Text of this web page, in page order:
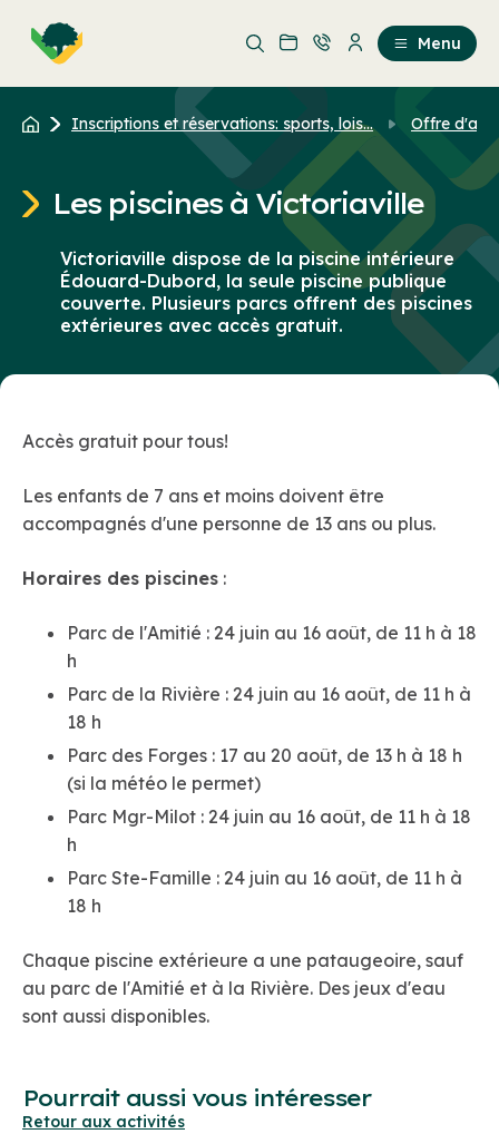
contenu
au
contenu
Menu
Inscriptions et réservations: sports, lois... Offre
Les piscines à Victoriaville
Victoriaville dispose de la piscine intérieure
Édouard-Dubord, la seule piscine publique
couverte. Plusieurs parcs offrent des piscines
extérieures avec accès gratuit.
Accès gratuit pour tous!
Les enfants de 7 ans et moins doivent être
accompagnés d'une personne de 13 ans ou plus.
Horaires des piscines :
Parc de l'Amitié : 24 juin au 16 août, de 11 h à 18
h
Parc de la Rivière : 24 juin au 16 août, de 11 h à
18 h
Parc des Forges : 17 au 20 août, de 13 h à 18 h
(si la météo le permet)
Parc Mgr-Milot : 24 juin au 16 août, de 11 h à 18
h
Parc Ste-Famille : 24 juin au 16 août, de 11 h à
18 h
Chaque piscine extérieure a une pataugeoire, sauf
au parc de l'Amitié et à la Rivière. Des jeux d'eau
sont aussi disponibles.
Pourrait aussi vous intéresser
Retour aux activités